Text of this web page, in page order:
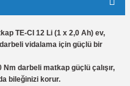
TE-CI 12 Li (1 x 2,0 Ah) ev,
vidalama için güçlü bir
darbeli matkap güçlü çalışır,
bileğinizi korur.